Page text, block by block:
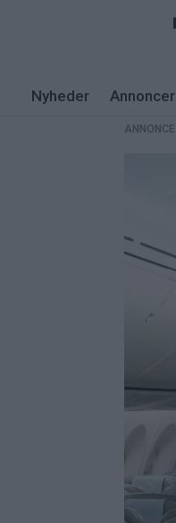
Nyheder Annoncer
ANNONCE